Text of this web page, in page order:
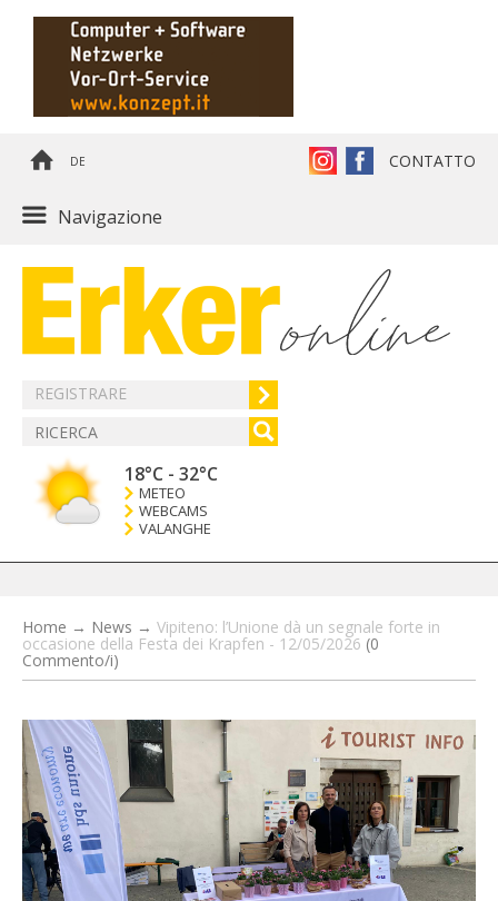
DE CONTATTO
Navigazione
REGISTRARE
18°C - 32°C
METEO
WEBCAMS
VALANGHE
Home → News → Vipiteno: l’Unione dà un segnale forte in
occasione della Festa dei Krapfen - 12/05/2026 (0
Commento/i)